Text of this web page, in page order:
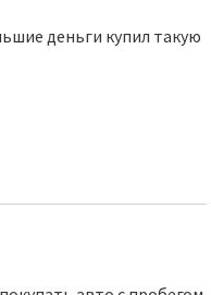
деньги купил такую